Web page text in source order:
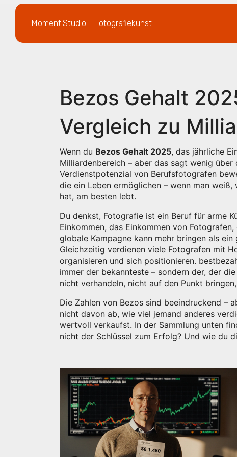
MomentiStudio - Fotografiekunst
Bezos Gehalt
Vergleich zu
Wenn du Bezos Gehalt 2025, das jährliche
Milliardenbereich – aber das sagt wenig
Verdienstpotenzial von Berufsfotografen
die ein Leben ermöglichen – wenn man
hat, am besten lebt.
Du denkst, Fotografie ist ein Beruf für arme
Einkommen, das Einkommen von
globale Kampagne kann mehr bringen als
Gleichzeitig verdienen viele Fotografen mit
organisieren und sich positionieren.
immer der bekannteste – sondern der, der
nicht verhandeln, nicht auf den Punkt
Die Zahlen von Bezos sind beeindruckend –
nicht davon ab, wie viel jemand anderes
wertvoll verkaufst. In der Sammlung unten
nicht der Schlüssel zum Erfolg? Und wie du